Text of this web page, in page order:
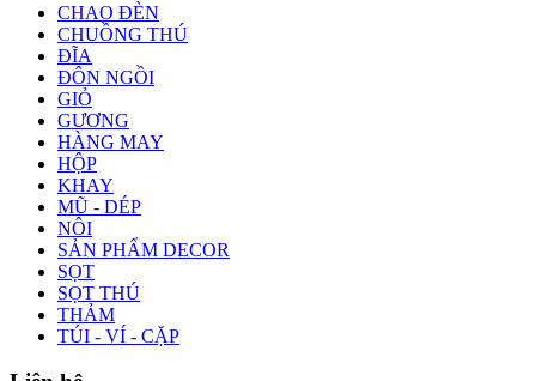
CHAO ĐÈN
CHUỒNG THÚ
ĐĨA
ĐÔN NGỒI
GIỎ
GƯƠNG
HÀNG MAY
HỘP
KHAY
MŨ - DÉP
NÔI
SẢN PHẨM DECOR
SỌT
SỌT THÚ
THẢM
TÚI - VÍ - CẶP